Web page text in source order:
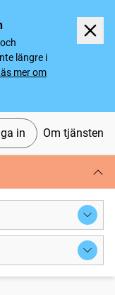
längre i
mer om
in Om tjänsten